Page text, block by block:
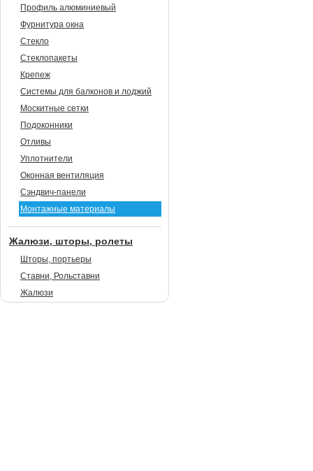
Профиль алюминиевый
Фурнитура окна
Стекло
Стеклопакеты
Крепеж
Системы для балконов и лоджий
Москитные сетки
Подоконники
Отливы
Уплотнители
Оконная вентиляция
Сэндвич-панели
Монтажные материалы
Жалюзи, шторы, ролеты
Шторы, портьеры
Ставни, Рольставни
Жалюзи